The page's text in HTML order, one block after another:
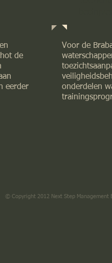
de
eerder
Voor de
onderdelen
© Copyright 2012 Next Step Management